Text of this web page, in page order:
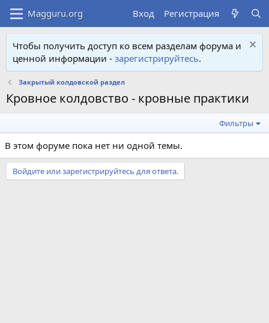
Вход Регистрация
Чтобы получить доступ ко всем разделам форума и
ценной информации - зарегистрируйтесь.
Закрытый колдовской раздел
Кровное колдовство - кровные практики
Фильтры
В этом форуме пока нет ни одной темы.
Войдите или зарегистрируйтесь для ответа.